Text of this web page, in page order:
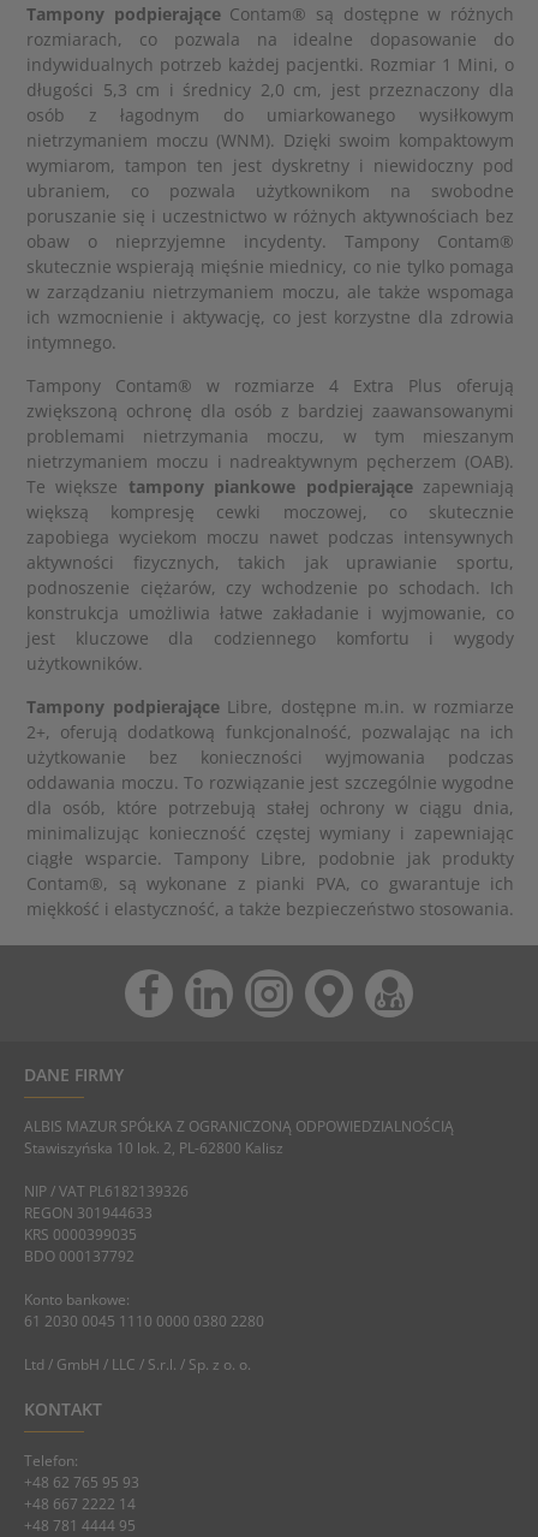
Tampony podpierająceContam® są dostępne w różnych
rozmiarach, co pozwala na idealne dopasowanie do
indywidualnych potrzeb każdej pacjentki. Rozmiar 1 Mini, o
długości 5,3 cm i średnicy 2,0 cm, jest przeznaczony dla
osób z łagodnym do umiarkowanego wysiłkowym
nietrzymaniem moczu (WNM). Dzięki swoim kompaktowym
wymiarom, tampon ten jest dyskretny i niewidoczny pod
ubraniem, co pozwala użytkownikom na swobodne
poruszanie się i uczestnictwo w różnych aktywnościach bez
obaw o nieprzyjemne incydenty. Tampony Contam®
skutecznie wspierają mięśnie miednicy, co nie tylko pomaga
w zarządzaniu nietrzymaniem moczu, ale także wspomaga
ich wzmocnienie i aktywację, co jest korzystne dla zdrowia
intymnego.
Tampony Contam® w rozmiarze 4 Extra Plus oferują
zwiększoną ochronę dla osób z bardziej zaawansowanymi
problemami nietrzymania moczu, w tym mieszanym
nietrzymaniem moczu i nadreaktywnym pęcherzem (OAB).
Te większe tampony piankowe podpierającezapewniają
większą kompresję cewki moczowej, co skutecznie
zapobiega wyciekom moczu nawet podczas intensywnych
aktywności fizycznych, takich jak uprawianie sportu,
podnoszenie ciężarów, czy wchodzenie po schodach. Ich
konstrukcja umożliwia łatwe zakładanie i wyjmowanie, co
jest kluczowe dla codziennego komfortu i wygody
użytkowników.
Tampony podpierająceLibre, dostępne m.in. w rozmiarze
2+, oferują dodatkową funkcjonalność, pozwalając na ich
użytkowanie bez konieczności wyjmowania podczas
oddawania moczu. To rozwiązanie jest szczególnie wygodne
dla osób, które potrzebują stałej ochrony w ciągu dnia,
minimalizując konieczność częstej wymiany i zapewniając
ciągłe wsparcie. Tampony Libre, podobnie jak produkty
Contam®, są wykonane z pianki PVA, co gwarantuje ich
miękkość i elastyczność, a także bezpieczeństwo stosowania.
DANE FIRMY
ALBIS MAZUR SPÓŁKA Z OGRANICZONĄ ODPOWIEDZIALNOŚCIĄ
Stawiszyńska 10 lok. 2, PL-62800 Kalisz
NIP / VAT PL6182139326
REGON 301944633
KRS 0000399035
BDO 000137792
Konto bankowe:
61 2030 0045 1110 0000 0380 2280
Ltd / GmbH / LLC / S.r.l. / Sp. z o. o.
KONTAKT
Telefon:
+48 62 765 95 93
+48 667 2222 14
+48 781 4444 95